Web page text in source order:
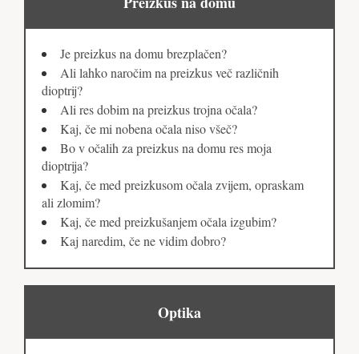
Je preizkus na domu brezplačen?
Ali lahko naročim na preizkus več različnih
dioptrij?
Ali res dobim na preizkus trojna očala?
Kaj, če mi nobena očala niso všeč?
Bo v očalih za preizkus na domu res moja
dioptrija?
Kaj, če med preizkusom očala zvijem, opraskam
ali zlomim?
Kaj, če med preizkušanjem očala izgubim?
Kaj naredim, če ne vidim dobro?
Optika